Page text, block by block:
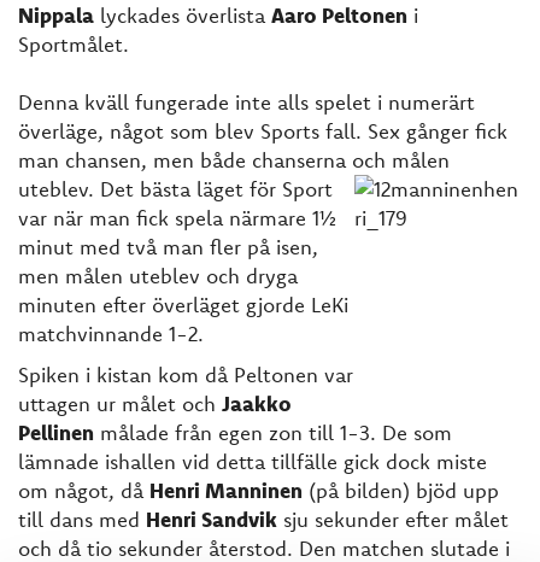
Nippala lyckades överlista Aaro Peltonen i
Sportmålet.
Denna kväll fungerade inte alls spelet i numerärt
överläge, något som blev Sports fall. Sex gånger fick
man chansen, men både chanserna och målen
uteblev. Det bästa läget för Sport
var när man fick spela närmare 1½
minut med två man fler på isen,
men målen uteblev och dryga
minuten efter överläget gjorde LeKi
matchvinnande 1-2.
Spiken i kistan kom då Peltonen var
uttagen ur målet och Jaakko
Pellinen målade från egen zon till 1-3. De som
lämnade ishallen vid detta tillfälle gick dock miste
om något, då Henri Manninen (på bilden) bjöd upp
till dans med Henri Sandvik sju sekunder efter målet
och då tio sekunder återstod. Den matchen slutade i